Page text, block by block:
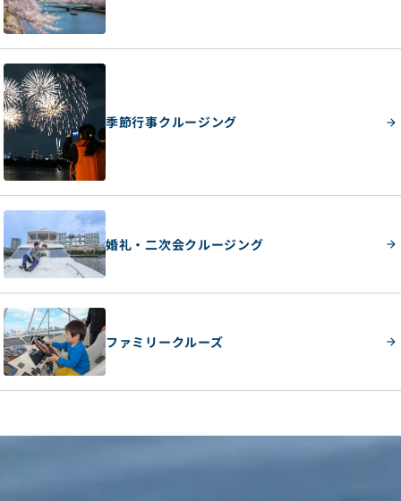
季節行事クルージング
婚礼・二次会クルージング
ファミリークルーズ